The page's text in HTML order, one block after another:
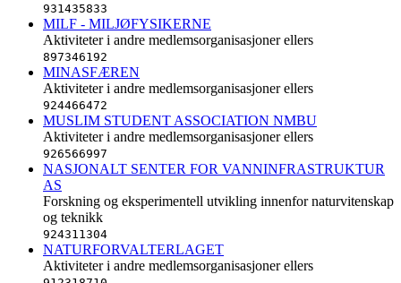
931435833
MILF - MILJØFYSIKERNE
Aktiviteter i andre medlemsorganisasjoner ellers
897346192
MINASFÆREN
Aktiviteter i andre medlemsorganisasjoner ellers
924466472
MUSLIM STUDENT ASSOCIATION NMBU
Aktiviteter i andre medlemsorganisasjoner ellers
926566997
NASJONALT SENTER FOR VANNINFRASTRUKTUR
AS
Forskning og eksperimentell utvikling innenfor naturvitenskap
og teknikk
924311304
NATURFORVALTERLAGET
Aktiviteter i andre medlemsorganisasjoner ellers